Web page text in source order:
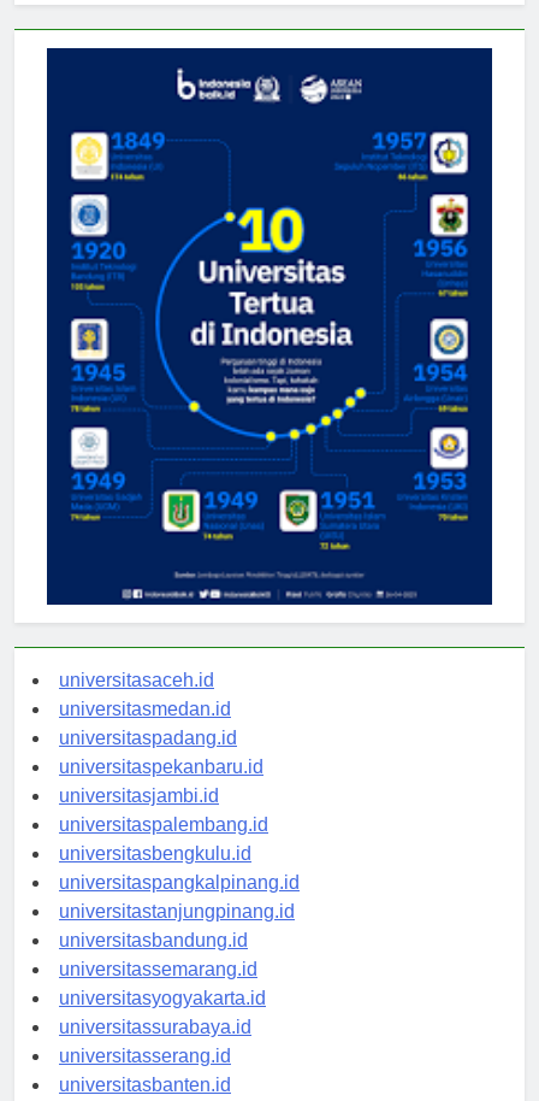
universitasaceh.id
universitasmedan.id
universitaspadang.id
universitaspekanbaru.id
universitasjambi.id
universitaspalembang.id
universitasbengkulu.id
universitaspangkalpinang.id
universitastanjungpinang.id
universitasbandung.id
universitassemarang.id
universitasyogyakarta.id
universitassurabaya.id
universitasserang.id